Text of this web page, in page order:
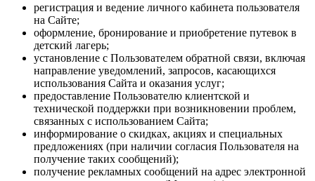
регистрация и ведение личного кабинета пользователя
на Сайте;
оформление, бронирование и приобретение путевок в
детский лагерь;
установление с Пользователем обратной связи, включая
направление уведомлений, запросов, касающихся
использования Сайта и оказания услуг;
предоставление Пользователю клиентской и
технической поддержки при возникновении проблем,
связанных с использованием Сайта;
информирование о скидках, акциях и специальных
предложениях (при наличии согласия Пользователя на
получение таких сообщений);
получение рекламных сообщений на адрес электронной